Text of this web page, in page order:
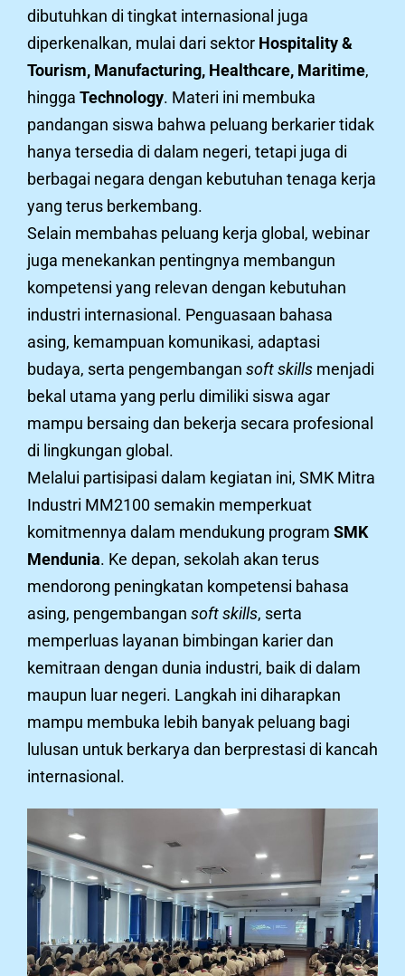
dibutuhkan di tingkat internasional juga
diperkenalkan, mulai dari sektor Hospitality &
Tourism, Manufacturing, Healthcare, Maritime,
hingga Technology. Materi ini membuka
pandangan siswa bahwa peluang berkarier tidak
hanya tersedia di dalam negeri, tetapi juga di
berbagai negara dengan kebutuhan tenaga kerja
yang terus berkembang.
Selain membahas peluang kerja global, webinar
juga menekankan pentingnya membangun
kompetensi yang relevan dengan kebutuhan
industri internasional. Penguasaan bahasa
asing, kemampuan komunikasi, adaptasi
budaya, serta pengembangan soft skills menjadi
bekal utama yang perlu dimiliki siswa agar
mampu bersaing dan bekerja secara profesional
di lingkungan global.
Melalui partisipasi dalam kegiatan ini, SMK Mitra
Industri MM2100 semakin memperkuat
komitmennya dalam mendukung program SMK
Mendunia. Ke depan, sekolah akan terus
mendorong peningkatan kompetensi bahasa
asing, pengembangan soft skills, serta
memperluas layanan bimbingan karier dan
kemitraan dengan dunia industri, baik di dalam
maupun luar negeri. Langkah ini diharapkan
mampu membuka lebih banyak peluang bagi
lulusan untuk berkarya dan berprestasi di kancah
internasional.